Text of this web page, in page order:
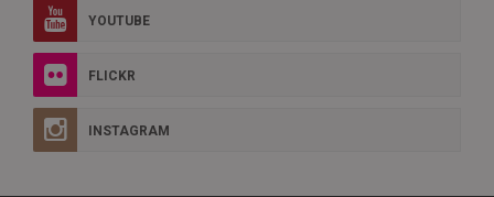
YOUTUBE
FLICKR
INSTAGRAM